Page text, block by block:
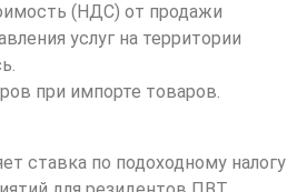
(НДС) от продажи
услуг на территории
при импорте товаров.
ставка по подоходному налогу